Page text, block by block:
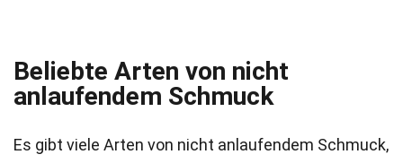
Beliebte Arten von nicht
anlaufendem Schmuck
Es gibt viele Arten von nicht anlaufendem Schmuck,